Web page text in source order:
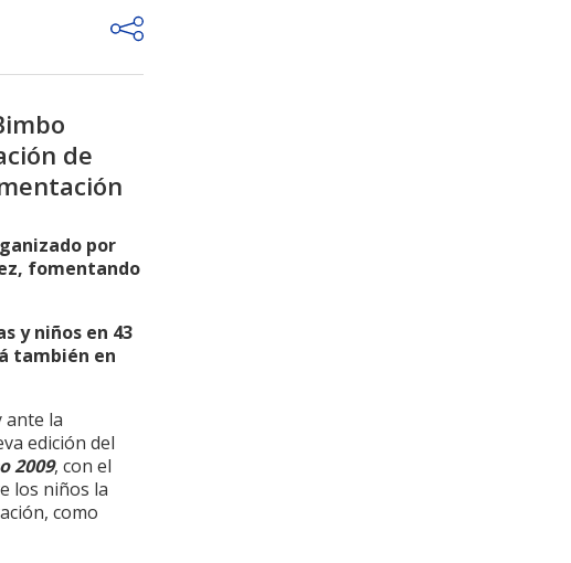
de
por
fomentando
y niños en 43
también en
ante la
edición del
2009, con el
los niños la
como